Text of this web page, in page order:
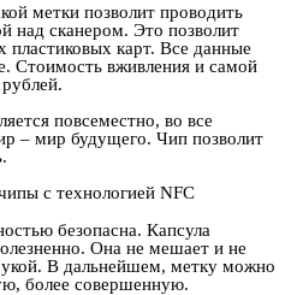
метки позволит проводить
над сканером. Это позволит
пластиковых карт. Все данные
Стоимость вживления и самой
повсеместно, во все
– мир будущего. Чип позволит
безопасна. Капсула
Она не мешает и не
В дальнейшем, метку можно
более совершенную.